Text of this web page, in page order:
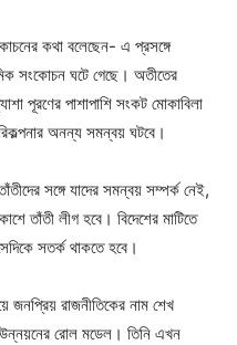
কথা বলেছেন- এ প্রসঙ্গে
সংকোচন ঘটে গেছে। অতীতের
পূরণের পাশাপাশি সংকট মোকাবিলা
অনন্য সমন্বয় ঘটবে।
সঙ্গে যাদের সমন্বয় সম্পর্ক নেই,
তাঁতী লীগ হবে। বিদেশের মাটিতে
সতর্ক থাকতে হবে।
জনপ্রিয় রাজনীতিকের নাম শেখ
উন্নয়নের রোল মডেল। তিনি এখন